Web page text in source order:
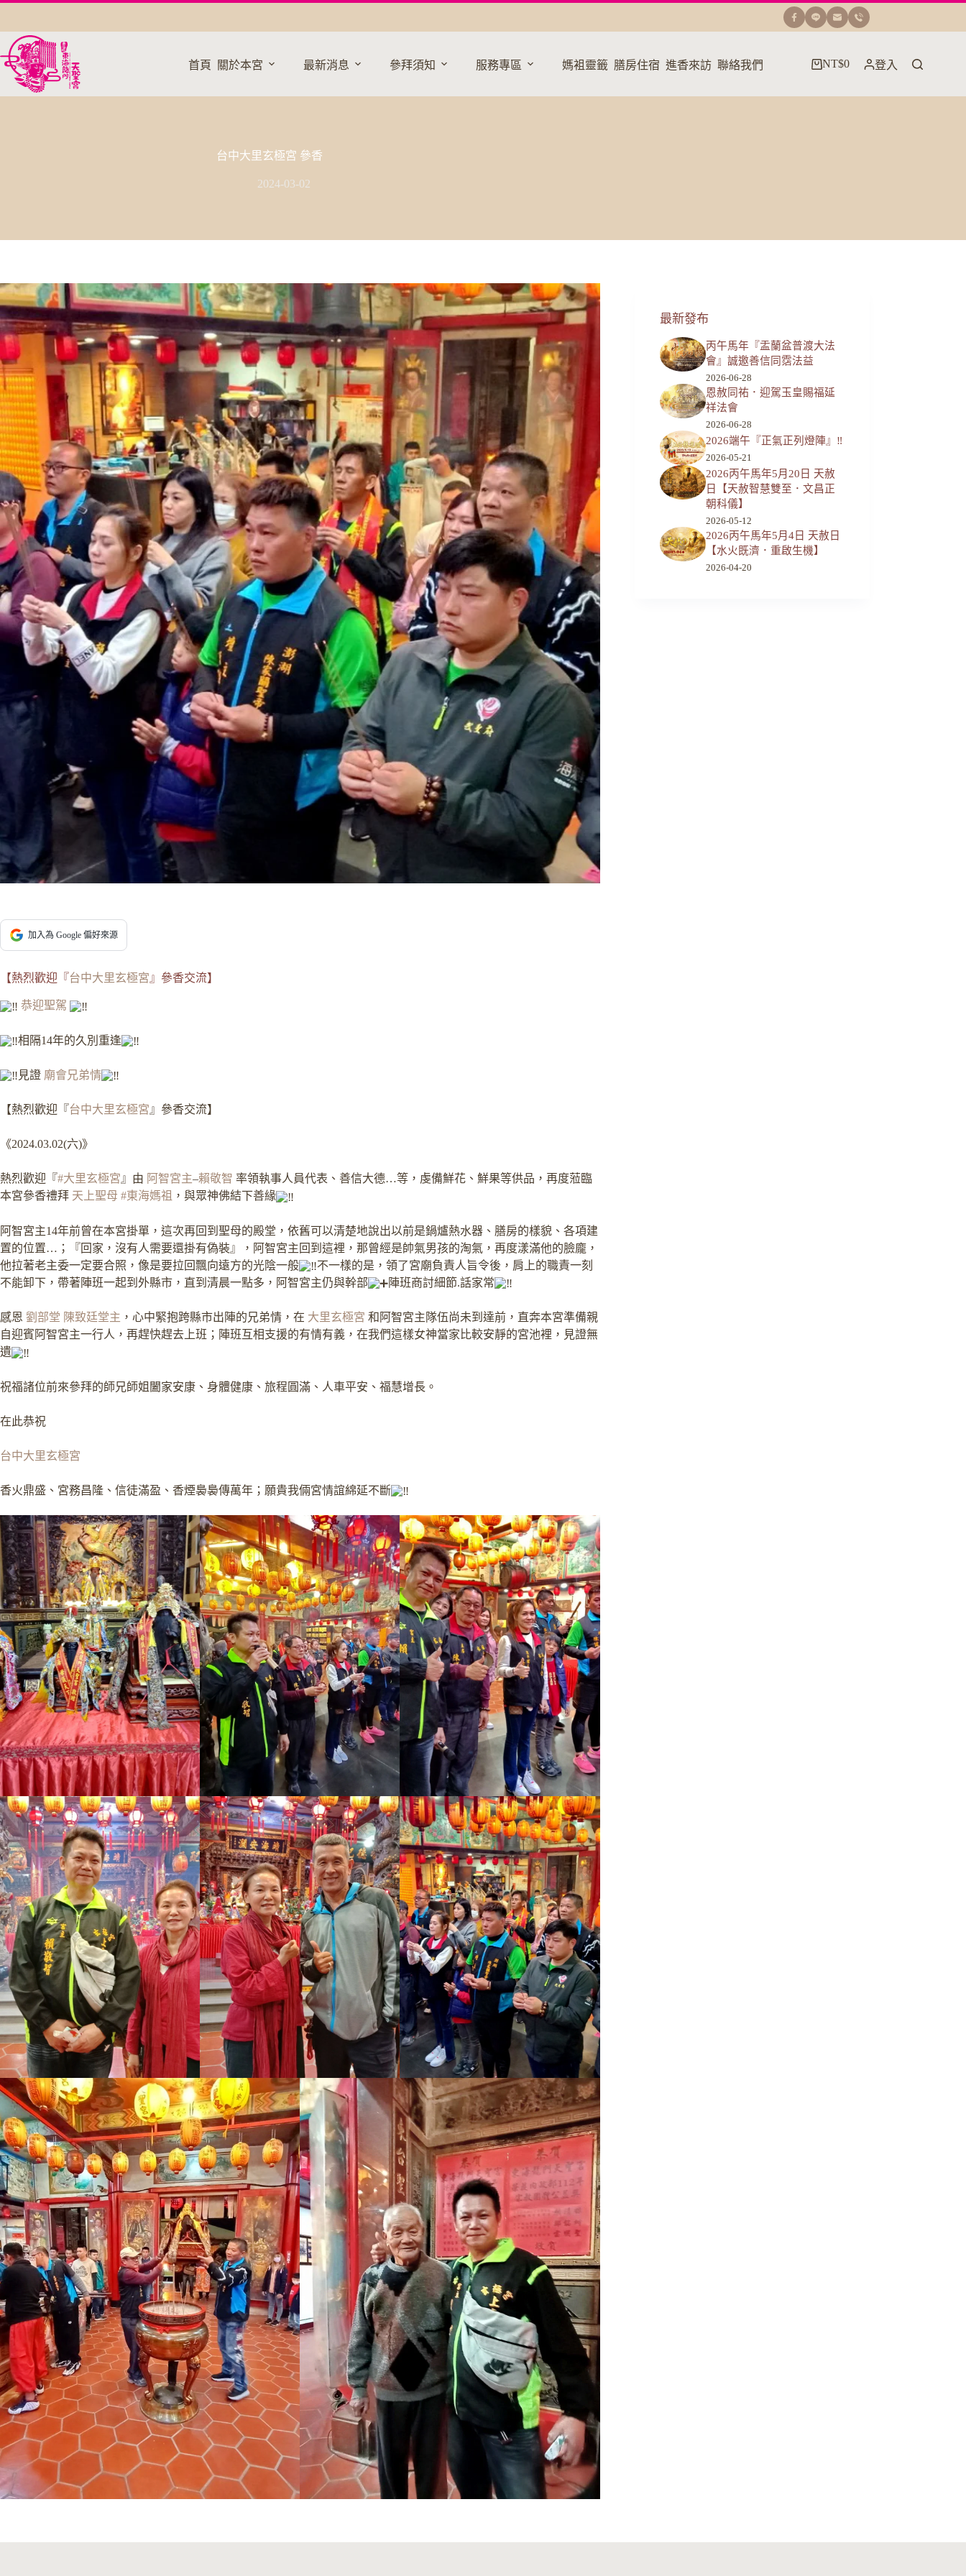
要
容
首頁 關於本宮 最新消息 參拜須知 服務專區 媽袓靈籤 膳房住宿 進香來訪 聯絡我們
購
NT$0 登入
台中大里玄極宮 參香
2024-03-02
加入為 Google 偏好來源
【熱烈歡迎『台中大里玄極宮 』參香交流】
恭迎聖駕
相隔14年的久別重逢
見證 廟會兄弟情
【熱烈歡迎『台中大里玄極宮』參香交流】
《2024.03.02(六)》
熱烈歡迎『#大里玄極宮』由 阿智宮主–賴敬智 率領執事人員代表、善信大德…等，虔備鮮花、鮮果等供品，再度蒞臨
本宮參香禮拜 天上聖母 #東海媽祖 ，與眾神佛結下善緣
阿智宮主14年前曾在本宮掛單，這次再回到聖母的殿堂，依舊可以清楚地說出以前是鍋爐熱水器、膳房的樣貌、各項建
置的位置…；『回家，沒有人需要還掛有偽裝』，阿智宮主回到這裡，那曾經是帥氣男孩的淘氣，再度漾滿他的臉龐，
他拉著老主委一定要合照，像是要拉回飄向遠方的光陰一般
不一樣的是，領了宮廟負責人旨令後，肩上的職責一刻
不能卸下，帶著陣班一起到外縣市，直到清晨一點多，阿智宮主仍與幹部
陣班商討細節.話家常
感恩 劉部堂 陳致廷堂主 ，心中緊抱跨縣市出陣的兄弟情，在 大里玄極宮 和阿智宮主隊伍尚未到達前，直奔本宮準備親
自迎賓阿智宮主一行人，再趕快趕去上班；陣班互相支援的有情有義，在我們這樣女神當家比較安靜的宮池裡，見證無
遺
祝福諸位前來參拜的師兄師姐闔家安康、身體健康、旅程圓滿、人車平安、福慧增長。
在此恭祝
台中大里玄極宮
香火鼎盛、宮務昌隆、信徒滿盈、香煙裊裊傳萬年；願貴我倆宮情誼綿延不斷
最新發布
丙午馬年『盂蘭盆普渡大法
會』誠邀善信同霑法益
2026-06-28
恩赦同祐．迎駕玉皇賜福延
祥法會
2026-06-28
2026端午『正氣正列燈陣』‼️
2026-05-21
2026丙午馬年5月20日 天赦
日【天赦智慧雙至．文昌正
朝科儀】
2026-05-12
2026丙午馬年5月4日 天赦日
【水火既濟．重啟生機】
2026-04-20